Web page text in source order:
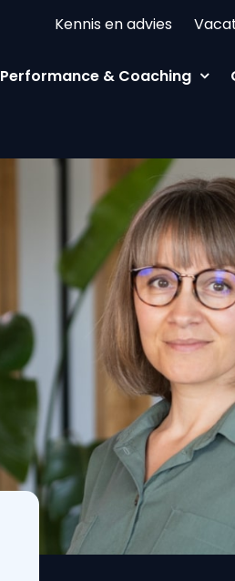
Performance & Coaching
Kennis en advies